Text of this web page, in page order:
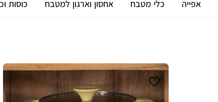
אפייה כלי מטבח אחסון וארגון למטבח כוסות